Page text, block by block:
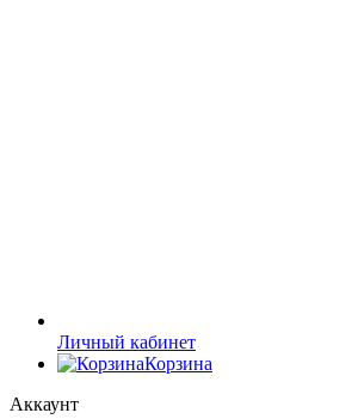
Личный кабинет
Корзина
Аккаунт